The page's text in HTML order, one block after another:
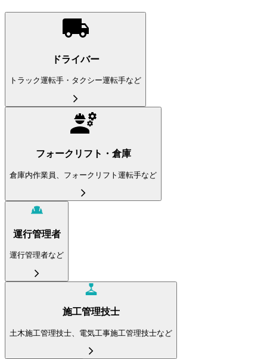
ドライバー
トラック運転手・タクシー運転手など
フォークリフト・倉庫
倉庫内作業員、フォークリフト運転手など
運行管理者
運行管理者など
施工管理技士
土木施工管理技士、電気工事施工管理技士など